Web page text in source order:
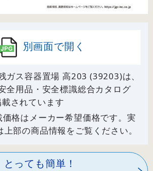
別画面で開く
ガス容器置場 高203 (39203)は、
全用品・安全標識総合カタログ
されています
格はメーカー希望価格です。実
部の商品情報をご覧ください。
とっても簡単！